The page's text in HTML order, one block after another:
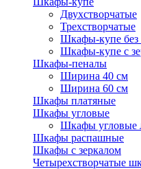
Двухстворчатые
Трехстворчатые
Шкафы-купе без
Шкафы-купе с
Шкафы-пеналы
Ширина 40 см
Ширина 60 см
Шкафы платяные
Шкафы угловые
Шкафы угловые
Шкафы распашные
Шкафы с зеркалом
Четырехстворчатые